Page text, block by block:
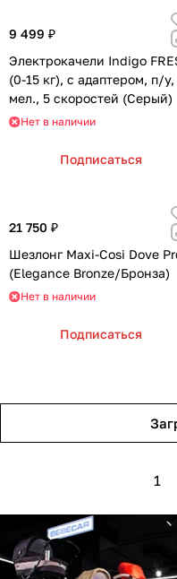
9 499 ₽
Электрокачели Indigo
(0-15 кг), с адаптером, п/у,
мел., 5 скоростей (Серый)
Нет в наличии
Подписаться
21 750 ₽
Шезлонг Maxi-Cosi Dove
(Eleganсe Bronze/Бронза)
Нет в наличии
Подписаться
1